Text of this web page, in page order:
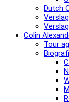
Dutch
Colin
Tour